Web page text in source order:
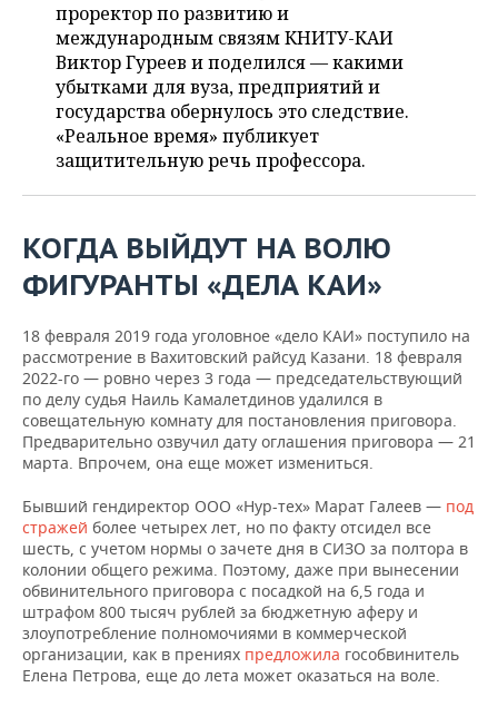
проректор по развитию и
международным связям КНИТУ-КАИ
Виктор Гуреев и поделился — какими
убытками для вуза, предприятий и
государства обернулось это следствие.
«Реальное время» публикует
защитительную речь профессора.
КОГДА ВЫЙДУТ НА ВОЛЮ
ФИГУРАНТЫ «ДЕЛА КАИ»
18 февраля 2019 года уголовное «дело КАИ» поступило на
рассмотрение в Вахитовский райсуд Казани. 18 февраля
2022-го — ровно через 3 года — председательствующий
по делу судья Наиль Камалетдинов удалился в
совещательную комнату для постановления приговора.
Предварительно озвучил дату оглашения приговора — 21
марта. Впрочем, она еще может измениться.
Бывший гендиректор ООО «Нур-тех» Марат Галеев — под
стражей более четырех лет, но по факту отсидел все
шесть, с учетом нормы о зачете дня в СИЗО за полтора в
колонии общего режима. Поэтому, даже при вынесении
обвинительного приговора с посадкой на 6,5 года и
штрафом 800 тысяч рублей за бюджетную аферу и
злоупотребление полномочиями в коммерческой
организации, как в прениях предложила гособвинитель
Елена Петрова, еще до лета может оказаться на воле.